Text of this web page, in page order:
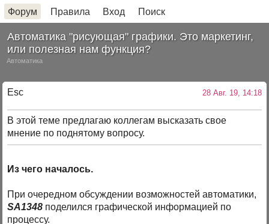
Форум Правила Вход Поиск
Автоматика "рисующая" графики. Это маркетинг,
или полезная нам функция?
Автоматика
Esc 28 Авг. 19, 14:18
В этой теме предлагаю коллегам высказать свое
мнение по поднятому вопросу.
Из чего началось.
При очередном обсуждении возможностей автоматики,
SA1348 поделился графической информацией по
процессу.